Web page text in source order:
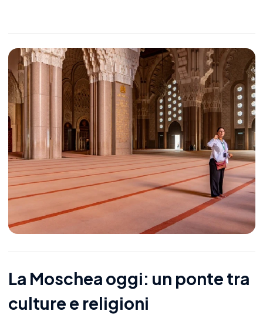
La Moschea oggi: un ponte tra
culture e religioni